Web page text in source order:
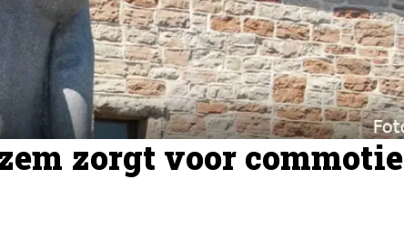
zorgt voor commotie